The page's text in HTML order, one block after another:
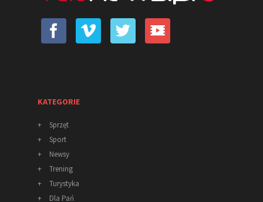
KATEGORIE
+
Sprzęt
+
Sport
+
Newsy
+
Trening
+
Turystyka
+
Dla Pań